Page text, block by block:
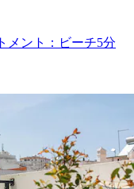
メント：ビーチ5分